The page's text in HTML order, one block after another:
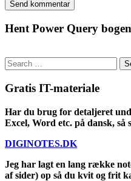
Hent Power Query
Search
for:
Gratis IT-materiale
Har du brug for detaljeret
Excel, Word etc. på dansk, så
DIGINOTES.DK
Jeg har lagt en lang række
af sider) op så du kvit og frit